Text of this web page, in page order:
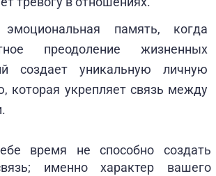
память, когда
преодоление жизненных
создает уникальную личную
которая укрепляет связь между
время не способно создать
именно характер вашего